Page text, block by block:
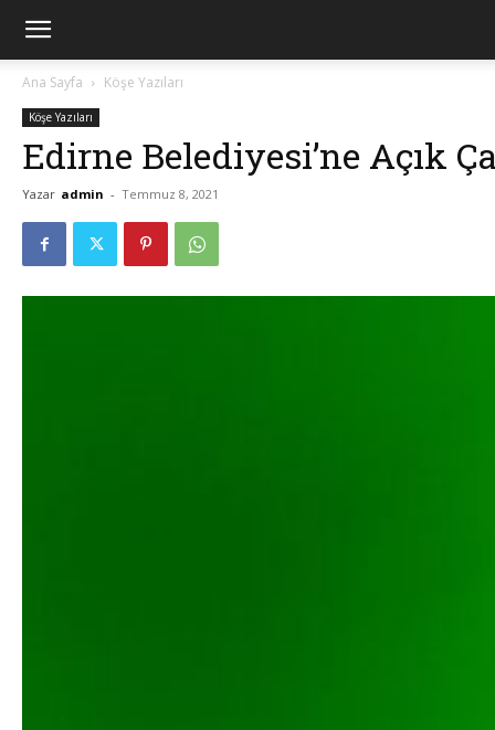
Ana Sayfa Köşe Yazıları
Köşe Yazıları
Edirne Belediyesi’ne Açık
Yazar admin - Temmuz 8, 2021